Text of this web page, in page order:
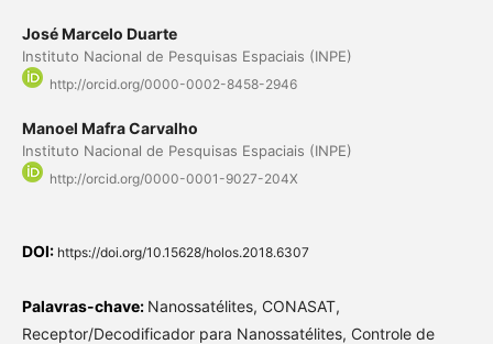
José Marcelo Duarte
Instituto Nacional de Pesquisas Espaciais (INPE)
http://orcid.org/0000-0002-8458-2946
Manoel Mafra Carvalho
Instituto Nacional de Pesquisas Espaciais (INPE)
http://orcid.org/0000-0001-9027-204X
DOI: https://doi.org/10.15628/holos.2018.6307
Palavras-chave: Nanossatélites, CONASAT,
Receptor/Decodificador para Nanossatélites, Controle de